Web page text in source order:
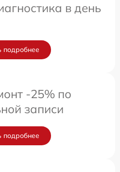
в день
подробнее
-25% по
записи
подробнее